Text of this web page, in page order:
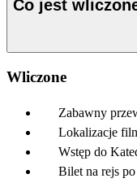
Co jest
Wliczone
Zabawny
Lokalizacje
Wstęp do
Bilet na rejs po